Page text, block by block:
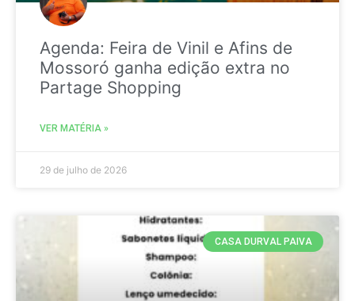
Agenda: Feira de Vinil e Afins de
Mossoró ganha edição extra no
Partage Shopping
VER MATÉRIA »
29 de julho de 2026
CASA DURVAL PAIVA